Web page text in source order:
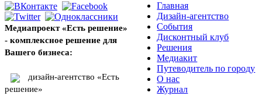
Медиапроект «Есть решение»
- комплексное решение для
Вашего бизнеса:
дизайн-агентство «Есть
решение»
Главная
Дизайн-агентство
События
Дисконтный клуб
Решения
Медиакит
Путеводитель по городу
О нас
Журнал